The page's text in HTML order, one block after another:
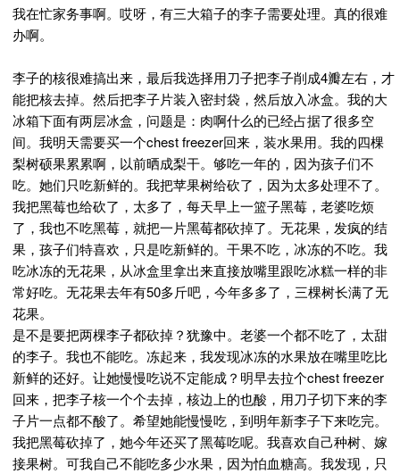
我在忙家务事啊。哎呀，有三大箱子的李子需要处理。真的很难
办啊。
李子的核很难搞出来，最后我选择用刀子把李子削成4瓣左右，才
能把核去掉。然后把李子片装入密封袋，然后放入冰盒。我的大
冰箱下面有两层冰盒，问题是：肉啊什么的已经占据了很多空
间。我明天需要买一个chest freezer回来，装水果用。我的四棵
梨树硕果累累啊，以前晒成梨干。够吃一年的，因为孩子们不
吃。她们只吃新鲜的。我把苹果树给砍了，因为太多处理不了。
我把黑莓也给砍了，太多了，每天早上一篮子黑莓，老婆吃烦
了，我也不吃黑莓，就把一片黑莓都砍掉了。无花果，发疯的结
果，孩子们特喜欢，只是吃新鲜的。干果不吃，冰冻的不吃。我
吃冰冻的无花果，从冰盒里拿出来直接放嘴里跟吃冰糕一样的非
常好吃。无花果去年有50多斤吧，今年多多了，三棵树长满了无
花果。
是不是要把两棵李子都砍掉？犹豫中。老婆一个都不吃了，太甜
的李子。我也不能吃。冻起来，我发现冰冻的水果放在嘴里吃比
新鲜的还好。让她慢慢吃说不定能成？明早去拉个chest freezer
回来，把李子核一个个去掉，核边上的也酸，用刀子切下来的李
子片一点都不酸了。希望她能慢慢吃，到明年新李子下来吃完。
我把黑莓砍掉了，她今年还买了黑莓吃呢。我喜欢自己种树、嫁
接果树。可我自己不能吃多少水果，因为怕血糖高。我发现，只